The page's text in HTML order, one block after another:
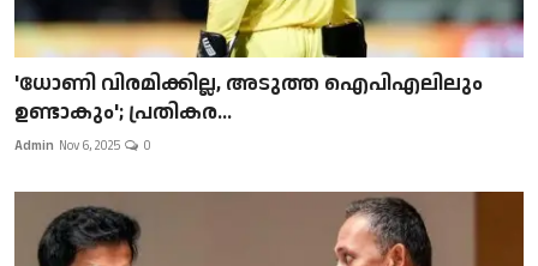
'ധോണി വിരമിക്കില്ല, അടുത്ത ഐപിഎലിലും
ഉണ്ടാകും'; പ്രതികര...
Admin Nov 6, 2025 0